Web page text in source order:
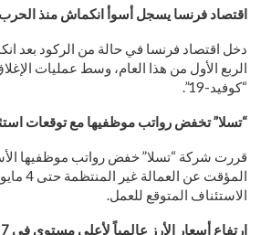
اقتصاد فرنسا يسجل أسوأ انكماش منذ الحرب
الربع الأول من هذا العام، وسط عمليات
“كوفيد-19”.
“تسلا” تخفض رواتب موظفيها مع توقعات
قررت شركة “تسلا” خفض رواتب موظفيها
المؤقت عن
الاستئناف المتوقع للعمل.
ارتفاع أسعار الأرز عالمياً لأعلى مستوى في 7 سنوات